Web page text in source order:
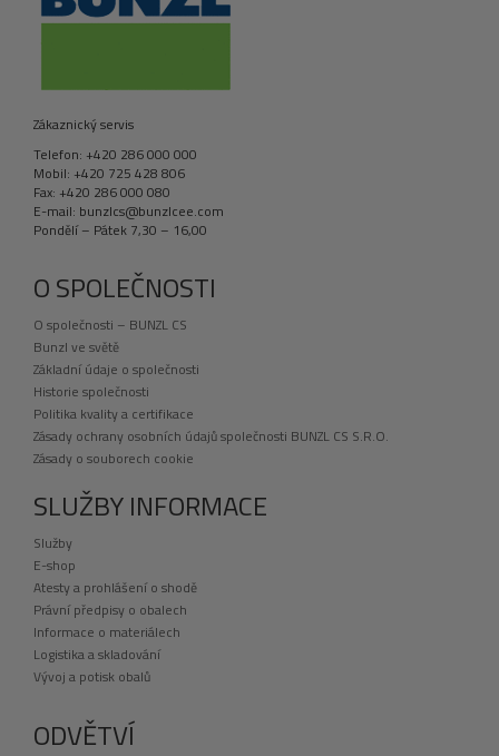
Zákaznický servis
Telefon: +420 286 000 000
Mobil: +420 725 428 806
Fax: +420 286 000 080
E-mail: bunzlcs@bunzlcee.com
Pondělí – Pátek 7,30 – 16,00
O SPOLEČNOSTI
O společnosti – BUNZL CS
Bunzl ve světě
Základní údaje o společnosti
Historie společnosti
Politika kvality a certifikace
Zásady ochrany osobních údajů společnosti BUNZL CS S.R.O.
Zásady o souborech cookie
SLUŽBY INFORMACE
Služby
E-shop
Atesty a prohlášení o shodě
Právní předpisy o obalech
Informace o materiálech
Logistika a skladování
Vývoj a potisk obalů
ODVĚTVÍ